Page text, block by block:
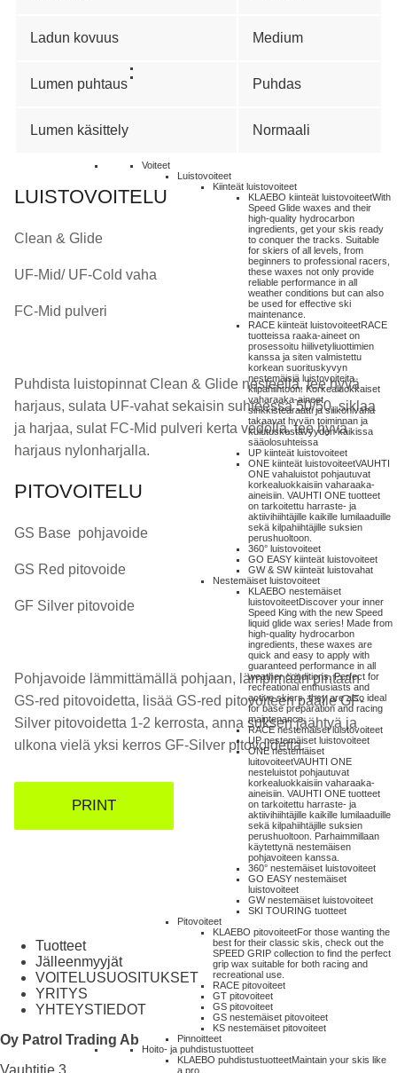
Voiteet
Luistovoiteet
Kiinteät luistovoiteet
KLAEBO kiinteät luistovoiteetWith
Speed Glide waxes and their
high-quality hydrocarbon
ingredients, get your skis ready
to conquer the tracks. Suitable
for skiers of all levels, from
beginners to professional racers,
these waxes not only provide
reliable performance in all
weather conditions but can also
be used for effective ski
maintenance.
RACE kiinteät luistovoiteetRACE
tuotteissa raaka-aineet on
prosessoitu hiilivetyliuottimien
kanssa ja siten valmistettu
korkean suorituskyvyn
nestemäisiä luistovoiteita
kilpahiihtoon. Korkealuokkaiset
vaharaaka-aineet,
sinkkistearaatti ja silikonivaha
takaavat hyvän toiminnan ja
kulutuskestävyyden kaikissa
sääolosuhteissa
UP kiinteät luistovoiteet
ONE kiinteät luistovoiteetVAUHTI
ONE vahaluistot pohjautuvat
korkealuokkaisiin vaharaaka-
aineisiin. VAUHTI ONE tuotteet
on tarkoitettu harraste- ja
aktiivihiihtäjille kaikille lumilaaduille
sekä kilpahiihtäjille suksien
perushuoltoon.
360° luistovoiteet
GO EASY kiinteät luistovoiteet
GW & SW kiinteät luistovahat
Nestemäiset luistovoiteet
KLAEBO nestemäiset
luistovoiteetDiscover your inner
Speed King with the new Speed
liquid glide wax series! Made from
high-quality hydrocarbon
ingredients, these waxes are
quick and easy to apply with
guaranteed performance in all
weather conditions. Perfect for
recreational enthusiasts and
active skiers, they are also ideal
for base preparation and racing
maintenance.
RACE nestemäiset luistovoiteet
UP nestemäiset luistovoiteet
ONE nestemäiset
luitovoiteetVAUHTI ONE
nesteluistot pohjautuvat
korkealuokkaisiin vaharaaka-
aineisiin. VAUHTI ONE tuotteet
on tarkoitettu harraste- ja
aktiivihiihtäjille kaikille lumilaaduille
sekä kilpahiihtäjille suksien
perushuoltoon. Parhaimmillaan
käytettynä nestemäisen
pohjavoiteen kanssa.
360° nestemäiset luistovoiteet
GO EASY nestemäiset
luistovoiteet
GW nestemäiset luistovoiteet
SKI TOURING tuotteet
Pitovoiteet
KLAEBO pitovoiteetFor those wanting the
best for their classic skis, check out the
SPEED GRIP collection to find the perfect
grip wax suitable for both racing and
recreational use.
RACE pitovoiteet
GT pitovoiteet
GS pitovoiteet
GS nestemäiset pitovoiteet
KS nestemäiset pitovoiteet
Pinnoitteet
Hoito- ja puhdistustuotteet
KLAEBO puhdistustuotteetMaintain your skis like
a pro.
Ladun kovuus Medium
Lumen puhtaus Puhdas
Lumen käsittely Normaali
LUISTOVOITELU
Clean & Glide
UF-Mid/ UF-Cold vaha
FC-Mid pulveri
Puhdista luistopinnat Clean & Glide nesteellä, tee hyvä
harjaus, sulata UF-vahat sekaisin suhteessa 50/50, siklaa
ja harjaa, sulat FC-Mid pulveri kerta vedolla, tee hyvä
harjaus nylonharjalla.
PITOVOITELU
GS Base pohjavoide
GS Red pitovoide
GF Silver pitovoide
Pohjavoide lämmittämällä pohjaan, lämpimään pintaan
GS-red pitovoidetta, lisää GS-red pitovoiteen päälle GF-
Silver pitovoidetta 1-2 kerrosta, anna suksen jäähtyä ja
ulkona vielä yksi kerros GF-Silver pitovoidetta.
PRINT
Tuotteet
Jälleenmyyjät
VOITELUSUOSITUKSET
YRITYS
YHTEYSTIEDOT
Oy Patrol Trading Ab
Vauhtitie 3